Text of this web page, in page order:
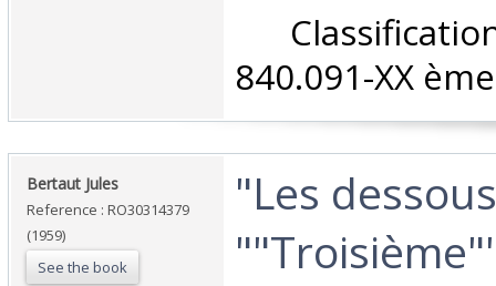
840.091-XX
‎Bertaut Jules‎
Reference : RO30314379
(1959)
See the book
‎"Les